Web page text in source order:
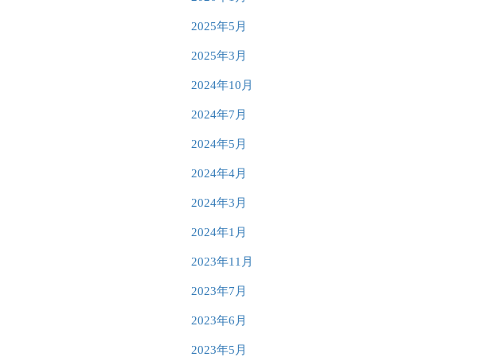
2025年5月
2025年3月
2024年10月
2024年7月
2024年5月
2024年4月
2024年3月
2024年1月
2023年11月
2023年7月
2023年6月
2023年5月